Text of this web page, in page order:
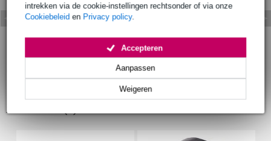
intrekken via de cookie-instellingen rechtsonder of via onze
Cookiebeleid en Privacy policy.
Weigeren
Aanpassen
Accepteren
Accessoires (9)